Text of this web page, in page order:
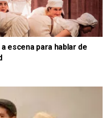
escena para hablar de